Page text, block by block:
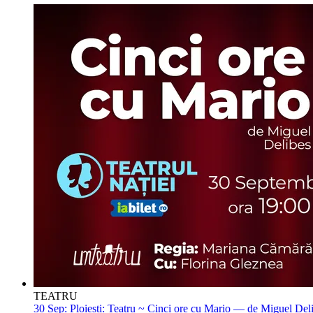
TEATRU
30 Sep: Ploiești: Teatru ~ Cinci ore cu Mario — de Miguel